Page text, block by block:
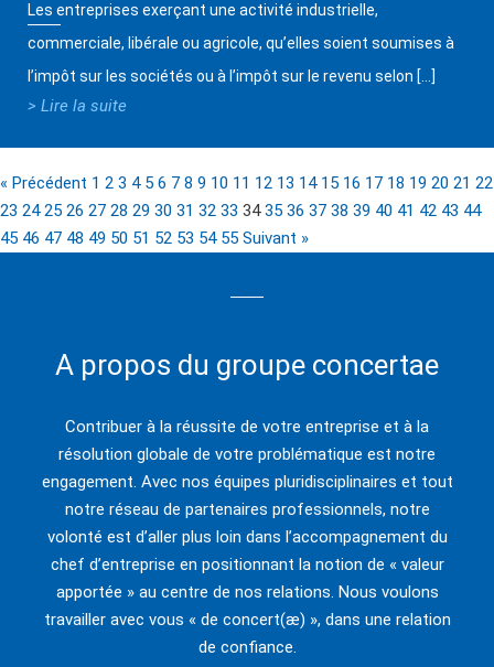
Les entreprises exerçant une activité industrielle,
commerciale, libérale ou agricole, qu’elles soient soumises à
l’impôt sur les sociétés ou à l’impôt sur le revenu selon […]
> Lire la suite
« Précédent 1 2 3 4 5 6 7 8 9 10 11 12 13 14 15 16 17 18 19 20 21 22
23 24 25 26 27 28 29 30 31 32 33 34 35 36 37 38 39 40 41 42 43 44
45 46 47 48 49 50 51 52 53 54 55 Suivant »
A propos du groupe concertae
Contribuer à la réussite de votre entreprise et à la
résolution globale de votre problématique est notre
engagement. Avec nos équipes pluridisciplinaires et tout
notre réseau de partenaires professionnels, notre
volonté est d’aller plus loin dans l’accompagnement du
chef d’entreprise en positionnant la notion de « valeur
apportée » au centre de nos relations. Nous voulons
travailler avec vous « de concert(æ) », dans une relation
de confiance.